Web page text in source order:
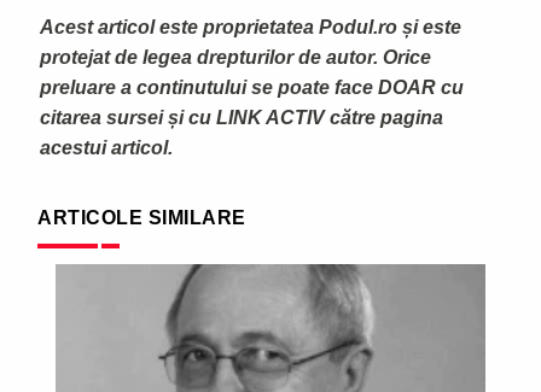
Acest articol este proprietatea Podul.ro și este
protejat de legea drepturilor de autor. Orice
preluare a continutului se poate face DOAR cu
citarea sursei și cu LINK ACTIV către pagina
acestui articol.
ARTICOLE SIMILARE